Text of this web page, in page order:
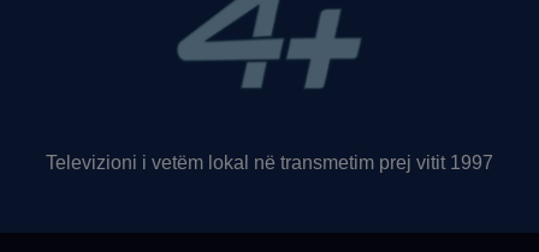
Televizioni i vetëm lokal në transmetim prej vitit 1997